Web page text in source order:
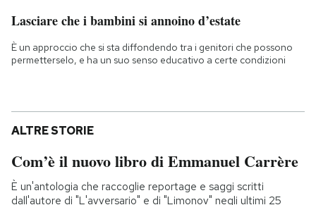
Lasciare che i bambini si annoino d’estate
È un approccio che si sta diffondendo tra i genitori che possono
permetterselo, e ha un suo senso educativo a certe condizioni
ALTRE STORIE
Com’è il nuovo libro di Emmanuel Carrère
È un'antologia che raccoglie reportage e saggi scritti
dall'autore di "L'avversario" e di "Limonov" negli ultimi 25